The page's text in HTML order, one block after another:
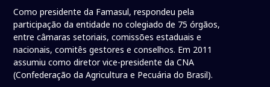
Como presidente da Famasul, respondeu pela
participação da entidade no colegiado de 75 órgãos,
entre câmaras setoriais, comissões estaduais e
nacionais, comitês gestores e conselhos. Em 2011
assumiu como diretor vice-presidente da CNA
(Confederação da Agricultura e Pecuária do Brasil).